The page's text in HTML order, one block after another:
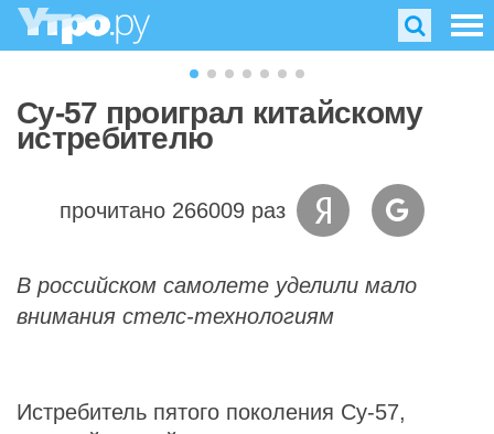
Су-57 проиграл китайскому
истребителю
прочитано 266009 раз
В российском самолете уделили мало
внимания стелс-технологиям
Истребитель пятого поколения Су-57,